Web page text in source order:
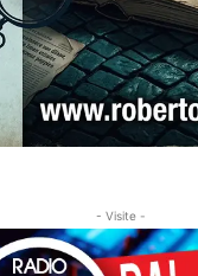
- Visite -